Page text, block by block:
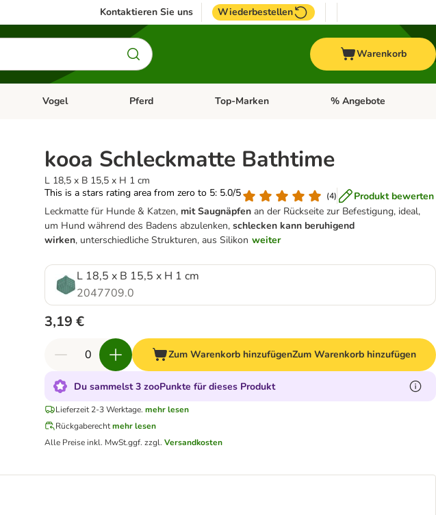
Kontaktieren Sie uns Wiederbestellen
Warenkorb
& Zubehör
öffnen: Kleintier
Kategorie-Menü öffnen: Fisch
Vogel Kategorie-Menü öffnen: Vogel
Pferd Kategorie-Menü öffnen: Pferd
Top-Marken Kategorie-Menü öffnen:
% Angebote
kooa Schleckmatte Bathtime
L 18,5 x B 15,5 x H 1 cm
This is a stars rating area from zero to 5: 5.0/5
(4)
Produkt bewerten
Leckmatte für Hunde & Katzen, mit Saugnäpfen an der Rückseite zur Befestigung, ideal,
um Hund während des Badens abzulenken, schlecken kann beruhigend
wirken, unterschiedliche Strukturen, aus Silikon weiter
L 18,5 x B 15,5 x H 1 cm
2047709.0
3,19 €
Zum Warenkorb hinzufügenZum Warenkorb hinzufügen
Du sammelst 3 zooPunkte für dieses Produkt
Lieferzeit 2-3 Werktage. mehr lesen
Rückgaberechtmehr lesen
Alle Preise inkl. MwSt.ggf. zzgl.Versandkosten